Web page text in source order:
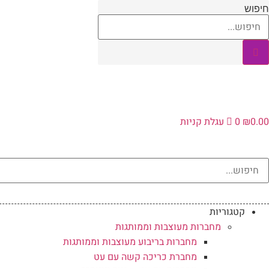
דלג
לתוכן
חיפוש
₪0.00
0 עגלת קניות
קטגוריות
מחברות מעוצבות וממותגות
מחברות בריבוע מעוצבות וממותגות
מחברת כריכה קשה עם עט